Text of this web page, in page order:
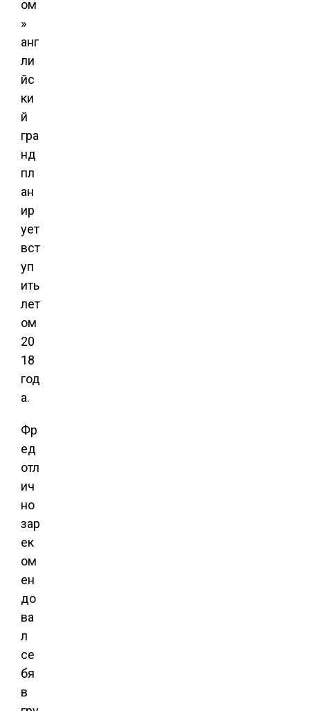
ом
»
анг
ли
йс
ки
й
гра
нд
пл
ан
ир
ует
вст
уп
ить
лет
ом
20
18
год
а.
Фр
ед
отл
ич
но
зар
ек
ом
ен
до
ва
л
се
бя
в